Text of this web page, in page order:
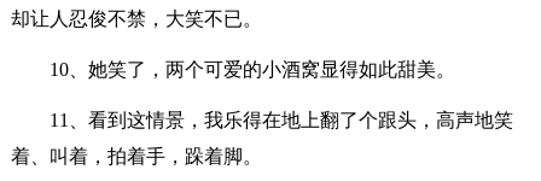
却让人忍俊不禁，大笑不已。
10、她笑了，两个可爱的小酒窝显得如此甜美。
11、看到这情景，我乐得在地上翻了个跟头，高声地笑
着、叫着，拍着手，跺着脚。